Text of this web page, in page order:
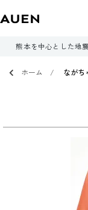
熊本を中心とした地
ホーム ながち